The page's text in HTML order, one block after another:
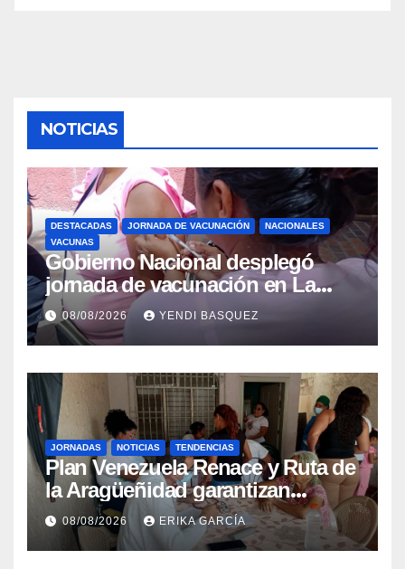
NOTICIAS
DESTACADAS JORNADA DE VACUNACIÓN
NACIONALES
VACUNAS
Gobierno Nacional desplegó
jornada de vacunación en La
Guaira para garantizar protección
epidemiológica
08/08/2026 YENDI BASQUEZ
JORNADAS NOTICIAS TENDENCIAS
Plan Venezuela Renace y Ruta de
la Aragüeñidad garantizan
atención médica integral en
Aragua
08/08/2026 ERIKA GARCÍA